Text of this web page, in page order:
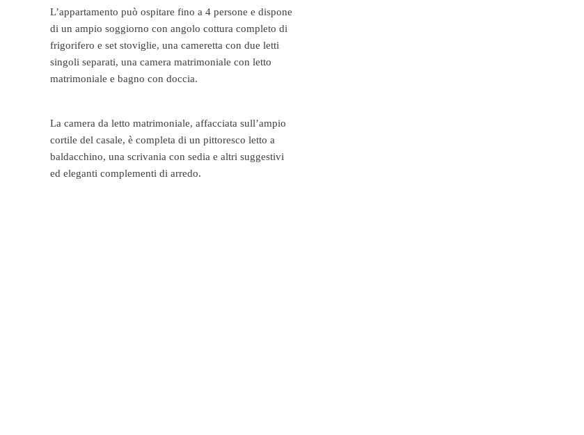
L’appartamento può ospitare fino a 4 persone e dispone
di un ampio soggiorno con angolo cottura completo di
frigorifero e set stoviglie, una cameretta con due letti
singoli separati, una camera matrimoniale con letto
matrimoniale e bagno con doccia.
La camera da letto matrimoniale, affacciata sull’ampio
cortile del casale, è completa di un pittoresco letto a
baldacchino, una scrivania con sedia e altri suggestivi
ed eleganti complementi di arredo.